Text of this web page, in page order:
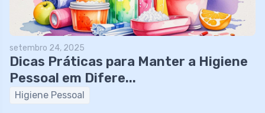
setembro 24, 2025
Dicas Práticas para Manter a Higiene
Pessoal em Difere...
Higiene Pessoal